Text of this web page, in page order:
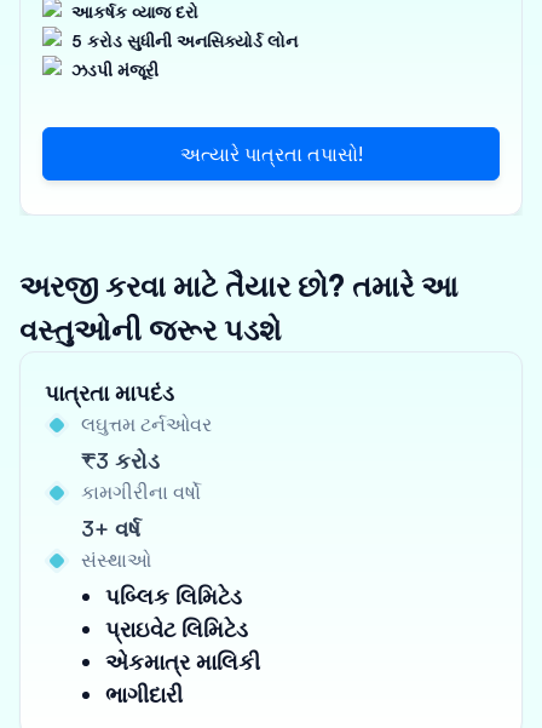
આકર્ષક વ્યાજ દરો
5 કરોડ સુધીની અનસિક્યોર્ડ લોન
ઝડપી મંજૂરી
અત્યારે પાત્રતા તપાસો!
અરજી કરવા માટે તૈયાર છો? તમારે આ
વસ્તુઓની જરૂર પડશે
પાત્રતા માપદંડ
લઘુત્તમ ટર્નઓવર
₹3 કરોડ
કામગીરીના વર્ષો
3+ વર્ષ
સંસ્થાઓ
પબ્લિક લિમિટેડ
પ્રાઇવેટ લિમિટેડ
એકમાત્ર માલિકી
ભાગીદારી